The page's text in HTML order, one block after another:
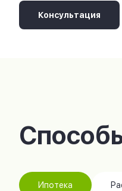
Консультация
Ипотека